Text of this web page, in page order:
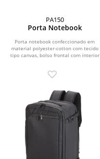
PA150
Porta Notebook
Porta notebook confeccionado em
material polyester-cotton com tecido
tipo canvas, bolso frontal com interior